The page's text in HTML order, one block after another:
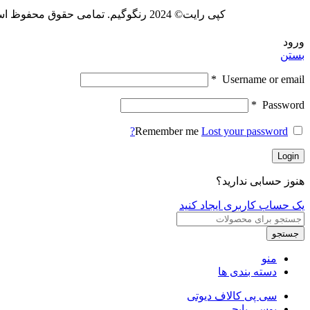
کپی رایت© 2024 رنگوگیم. تمامی حقوق محفوظ است.
ورود
بستن
Username or email
*
Password
*
Remember me Lost your password?
Login
هنوز حسابی ندارید؟
یک حساب کاربری ایجاد کنید
جستجو
منو
دسته بندی ها
سی پی کالاف دیوتی